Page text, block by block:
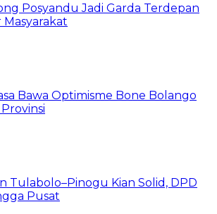
Posyandu Jadi Garda Terdepan
Masyarakat
Bawa Optimisme Bone Bolango
Tulabolo–Pinogu Kian Solid, DPD
Pusat